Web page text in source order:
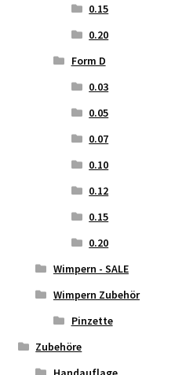
0.15
0.20
Form D
0.03
0.05
0.07
0.10
0.12
0.15
0.20
Wimpern - SALE
Wimpern Zubehör
Pinzette
Zubehöre